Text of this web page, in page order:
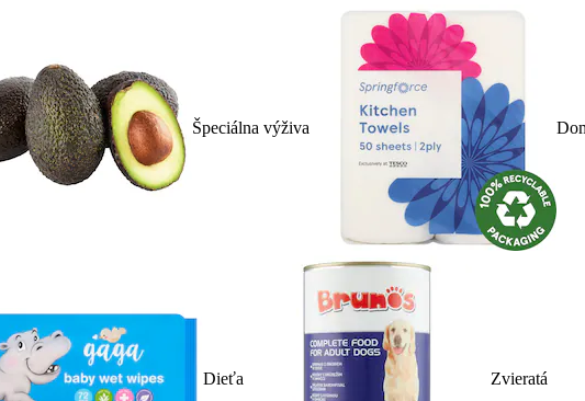
Špeciálna výživa
Dieťa Zvieratá